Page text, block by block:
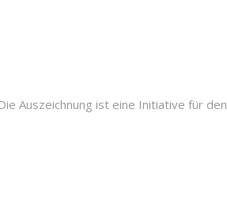
Auszeichnung ist eine Initiative für